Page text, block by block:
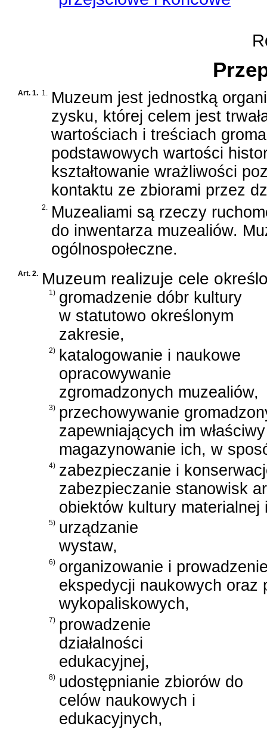
Art. 1. 1. Muzeum jest jednostką
zysku, której celem jest
wartościach i treściach
podstawowych wartości
kształtowanie wrażliwości
kontaktu ze zbiorami przez
2. Muzealiami są rzeczy
do inwentarza muzealiów.
ogólnospołeczne.
Art. 2. Muzeum realizuje cele
1) gromadzenie dóbr kultury
w statutowo określonym
zakresie,
2)
katalogowanie i naukowe
opracowywanie
zgromadzonych muzealiów,
3) przechowywanie
zapewniających im
magazynowanie ich, w
4) zabezpieczanie i
zabezpieczanie stanowisk
obiektów kultury materialnej
5) urządzanie
wystaw,
6) organizowanie i
ekspedycji naukowych oraz
wykopaliskowych,
7) prowadzenie
działalności
edukacyjnej,
8) udostępnianie zbiorów do
celów naukowych i
edukacyjnych,